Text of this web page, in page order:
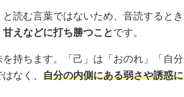
読む言葉ではないため、音読するとき
えなどに打ち勝つこと です。
持ちます。「己」は「おのれ」「自分
なく、 自分の内側にある弱さや誘惑に